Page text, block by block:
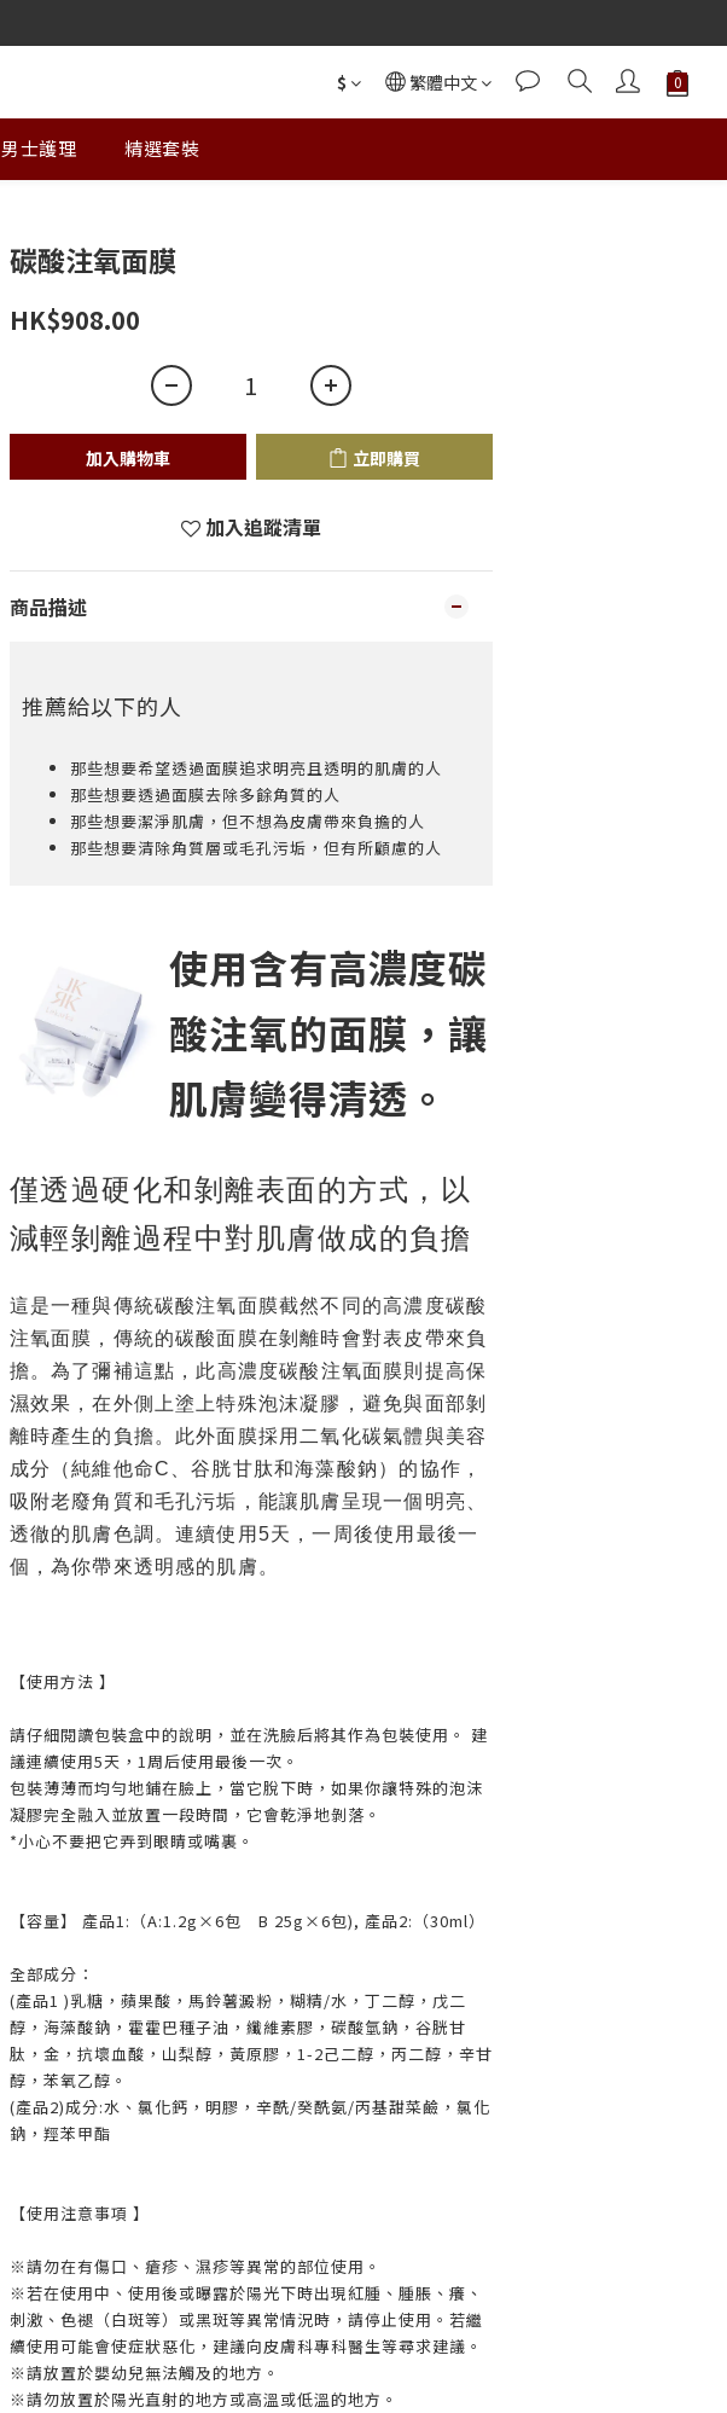
$ 繁體中文
男士護理 精選套裝
碳酸注氧面膜
HK$908.00
加入購物車 立即購買
加入追蹤清單
商品描述
推薦給以下的人
那些想要希望透過面膜追求明亮且透明的肌膚的人
那些想要透過面膜去除多餘角質的人
那些想要潔淨肌膚，但不想為皮膚帶來負擔的人
那些想要清除角質層或毛孔污垢，但有所顧慮的人
使用含有高濃度碳
酸注氧的面膜，讓
肌膚變得清透。
僅透過硬化和剝離表面的方式，以
減輕剝離過程中對肌膚做成的負擔
這是一種與傳統碳酸注氧面膜截然不同的高濃度碳酸
注氧面膜，傳統的碳酸面膜在剝離時會對表皮帶來負
擔。 為了彌補這點 ， 此高濃度碳酸注氧面膜則提高保
濕效果，在外側上塗上特殊泡沫凝膠，避免與面部剝
離時產生的負擔。此外面膜採用二氧化碳氣體與美容
成分（純維他命C、谷胱甘肽和海藻酸鈉）的協作，
吸附老廢角質和毛孔污垢，能讓肌膚呈現一個明亮、
透徹的肌膚色調。連續使用5天，一周後使用最後一
個，為你帶來透明感的肌膚。
【使用方法 】
請仔細閱讀包裝盒中的說明，並在洗臉后將其作為包裝使用。 建
議連續使用5天，1周后使用最後一次。
包裝薄薄而均勻地鋪在臉上，當它脫下時，如果你讓特殊的泡沫
凝膠完全融入並放置一段時間，它會乾淨地剝落。
*小心不要把它弄到眼睛或嘴裏。
【容量】 產品1:（A:1.2g×6包 B 25g×6包), 產品2:（30ml）
全部成分：
(產品1 )乳糖，蘋果酸，馬鈴薯澱粉，糊精/水，丁二醇，戊二
醇，海藻酸鈉，霍霍巴種子油，纖維素膠，碳酸氫鈉，谷胱甘
肽，金，抗壞血酸，山梨醇，黃原膠，1-2己二醇，丙二醇，辛甘
醇，苯氧乙醇。
(產品2)成分:水、氯化鈣，明膠，辛酰/癸酰氨/丙基甜菜鹼，氯化
鈉，羥苯甲酯
【使用注意事項 】
※請勿在有傷口、瘡疹、濕疹等異常的部位使用。
※若在使用中、使用後或曝露於陽光下時出現紅腫、腫脹、癢、
刺激、色褪（白斑等）或黑斑等異常情況時，請停止使用。若繼
續使用可能會使症狀惡化，建議向皮膚科專科醫生等尋求建議。
※請放置於嬰幼兒無法觸及的地方。
※請勿放置於陽光直射的地方或高溫或低溫的地方。